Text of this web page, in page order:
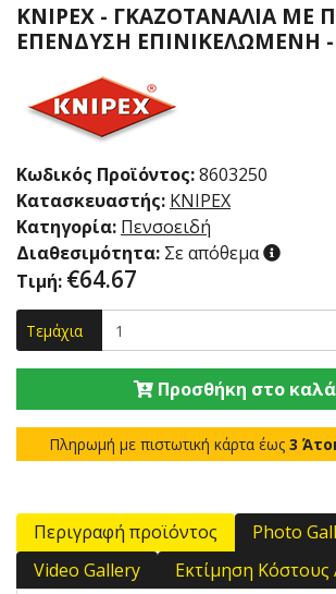
KNIPEX - ΓΚΑΖΟΤΑΝΑΛΙΑ ΜΕ
ΕΠΕΝΔΥΣΗ ΕΠΙΝΙΚΕΛΩΜΕΝΗ -
Κωδικός Προϊόντος:8603250
Κατασκευαστής: KNIPEX
Κατηγορία: Πενσοειδή
Διαθεσιμότητα: Σε απόθεμα
Τιμή: €64.67
Τεμάχια
Προσθήκη στο
Πληρωμή με πιστωτική κάρτα έως 3
Περιγραφή προϊόντος
Photo
Video Gallery
Εκτίμηση